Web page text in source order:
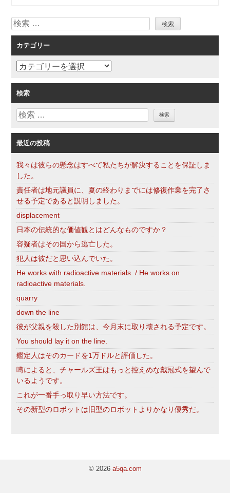
ー
シ
ョ
ン
検
索
カテゴリー
カ
ゴ
リ
ー
検索
検
最近の投稿
我々は彼らの懸念はすべて私たちが解決することを保証しま
した。
責任者は地元議員に、夏の終わりまでには修復作業を完了さ
せる予定であると説明しました。
displacement
日本の伝統的な価値観とはどんなものですか？
容疑者はその国から逃亡した。
犯人は彼だと思い込んでいた。
He works with radioactive materials. / He works on
radioactive materials.
quarry
down the line
彼が父親を殺した別館は、今月末に取り壊される予定です。
You should lay it on the line.
鑑定人はそのカードを1万ドルと評価した。
噂によると、チャールズ王はもっと控えめな戴冠式を望んで
いるようです。
これが一番手っ取り早い方法です。
その新型のロボットは旧型のロボットよりかなり優秀だ。
© 2026 a5qa.com